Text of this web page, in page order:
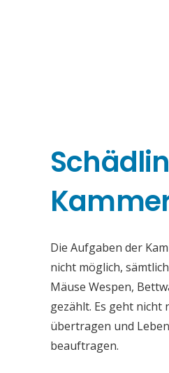
Die Aufgaben der
nicht möglich,
Mäuse Wespen,
gezählt. Es geht
übertragen und
beauftragen.